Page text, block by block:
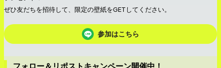
ぜひ友だちを招待して、限定の壁紙をGETしてください。
参加はこちら
フォロー＆リポストキャンペーン開催中！